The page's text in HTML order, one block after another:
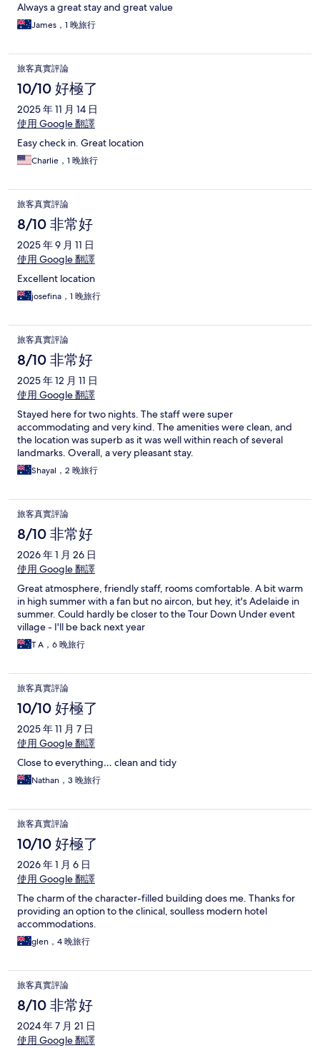
Always a great stay and great value
James，1 晚旅行
旅客真實評論
10/10 好極了
2025 年 11 月 14 日
使用 Google 翻譯
Easy check in. Great location
Charlie，1 晚旅行
旅客真實評論
8/10 非常好
2025 年 9 月 11 日
使用 Google 翻譯
Excellent location
josefina，1 晚旅行
旅客真實評論
8/10 非常好
2025 年 12 月 11 日
使用 Google 翻譯
Stayed here for two nights. The staff were super
accommodating and very kind. The amenities were clean, and
the location was superb as it was well within reach of several
landmarks. Overall, a very pleasant stay.
Shayal，2 晚旅行
旅客真實評論
8/10 非常好
2026 年 1 月 26 日
使用 Google 翻譯
Great atmosphere, friendly staff, rooms comfortable. A bit warm
in high summer with a fan but no aircon, but hey, it's Adelaide in
summer. Could hardly be closer to the Tour Down Under event
village - I'll be back next year
T A，6 晚旅行
旅客真實評論
10/10 好極了
2025 年 11 月 7 日
使用 Google 翻譯
Close to everything… clean and tidy
Nathan，3 晚旅行
旅客真實評論
10/10 好極了
2026 年 1 月 6 日
使用 Google 翻譯
The charm of the character-filled building does me. Thanks for
providing an option to the clinical, soulless modern hotel
accommodations.
glen，4 晚旅行
旅客真實評論
8/10 非常好
2024 年 7 月 21 日
使用 Google 翻譯